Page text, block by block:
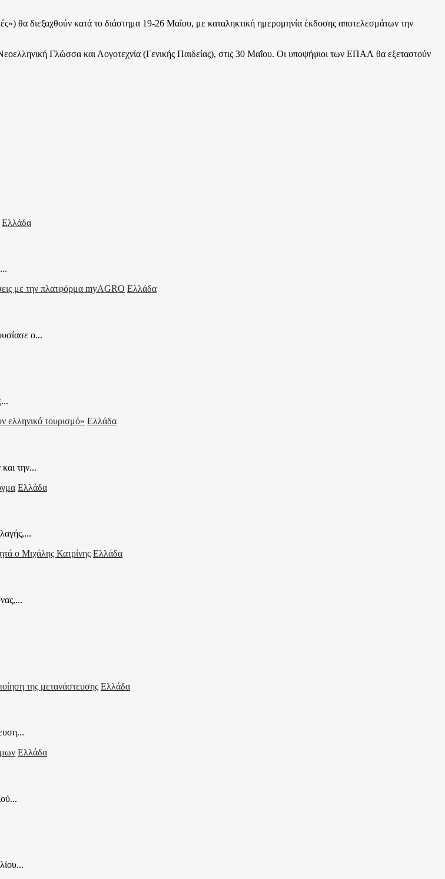
θα διεξαχθούν κατά το διάστημα 19-26 Μαΐου, με καταληκτική ημερομηνία έκδοσης αποτελεσμάτων την
Γλώσσα και Λογοτεχνία (Γενικής Παιδείας), στις 30 Μαΐου. Οι υποψήφιοι των ΕΠΑΛ θα εξεταστούν
Ελλάδα
Ελλάδα
ο...
Ελλάδα
την...
Ελλάδα
Ελλάδα
Ελλάδα
Ελλάδα